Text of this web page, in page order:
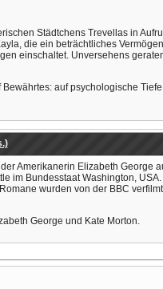
Städtchens Trevellas in
die ein beträchtliches
einschaltet. Unversehens
auf psychologische
Amerikanerin Elizabeth George
im Bundesstaat Washington,
wurden von der BBC
George und Kate Morton.